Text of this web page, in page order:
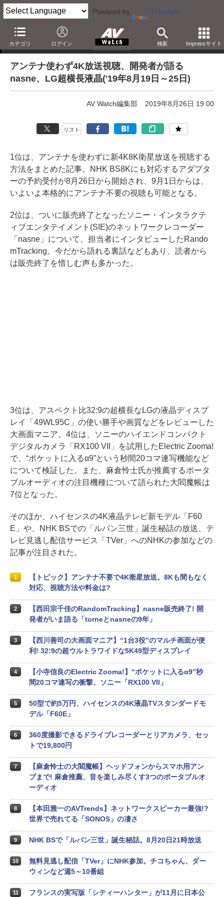
Powered by Translate
カテゴリ ログイン 検索 Impressサイト
AV Watchアクセスランキング
アンテナ使わず4K放送視聴、開発者が語る
nasne、LG超横長液晶('19年8月19日～25日)
AV Watch編集部 2019年8月26日 19:00
リスト
1位は、アンテナを使わずに新4K8K衛星放送を視聴する
方法をまとめた記事。NHK BS8Kにも対応するアダプタ
ーの予約受付が8月26日から開始され、9月1日からは、
いよいよ本格的にアンテナ不要の視聴も可能となる。
2位は、ついに販売終了となったソニー・インタラクテ
ィブエンタテイメント(SIE)のネットワークレコーダー
「nasne」について、担当者にインタビューしたRando
mTracking。今だから語れる裏話などもあり、読者から
は販売終了を惜しむ声も多かった。
3位は、アスペクト比32:9の超横長なLGの液晶ディスプ
レイ「49WL95C」の使い勝手や画質などをレビューした
大画面マニア。4位は、ソニーのハイエンドコンパクト
デジタルカメラ「RX100 VII」を試用したElectric Zooma!
で、“ポケットに入るα9”という秒間20コマ連写機能など
について検証した。また、麻倉怜士氏が推薦するポータ
ブルオーディオの注目機種について語られた大閻魔帳は
7位となった。
そのほか、ハイセンスの4K液晶テレビ新モデル「F60
E」や、NHK BSでの「ルパン三世」誕生秘話の放送、テ
レビ見逃し配信サービス「TVer」へのNHKの参加などの
記事が注目された。
1
【トピック】アンテナ不要で4K衛星放送。8Kも間もなく
対応、視聴方法や料金は?
2
【西田宗千佳のRandomTracking】nasne販売終了! 開
発者がいま語る「torneとnasneの9年」
3
【西川善司の大画面マニア】“1台3役”のマルチ画面が便
利! 32:9の超ウルトラワイドな5K49型ディスプレイ
4
【小寺信良のElectric Zooma!】“ポケットに入るα9”秒
間20コマ連写の衝撃、ソニー「RX100 VII」
5
50型で約5万円、ハイセンスの4K液晶TVスタンダードモ
デル「F60E」
6
360度撮影できるドライブレコーダーとリアカメラ、セッ
トで19,800円
7
【麻倉怜士の大閻魔帳】ヘッドフォンからスマホ用アン
プまで! 麻倉推薦、音を楽しみ尽くす3つのポータブルオ
ーディオ
8
【本田雅一のAVTrends】ネットワークスピーカー最強!?
世界で売れてる「SONOS」の凄さ
9 NHK BSで「ルパン三世」誕生秘話。8月20日21時放送
10
無料見逃し配信「TVer」にNHK参加。チコちゃん、ダー
ウィンなど週5～10番組
11 フランスの実写版「シティーハンター」が11月に日本公